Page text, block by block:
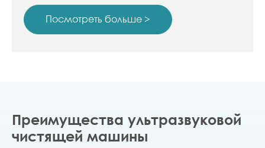
Посмотреть больше >
Преимущества ультразвуковой
чистящей машины